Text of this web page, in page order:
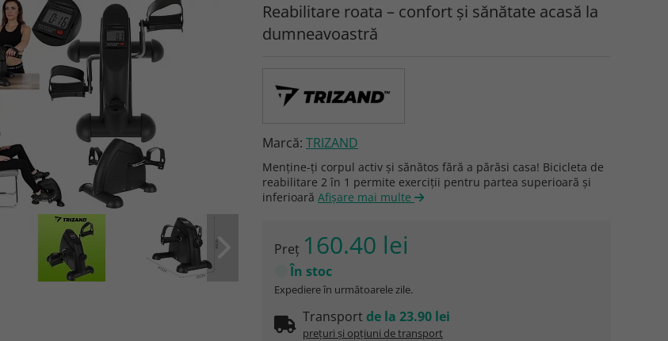
Reabilitare roata – confort și sănătate acasă la
dumneavoastră
Marcă: TRIZAND
Menține-ți corpul activ și sănătos fără a părăsi casa! Bicicleta de
reabilitare 2 în 1 permite exerciții pentru partea superioară și
inferioară Afişare mai multe
Preţ 160.40 lei
În stoc
Expediere în următoarele zile.
Transport de la 23.90 lei
prețuri și opțiuni de transport